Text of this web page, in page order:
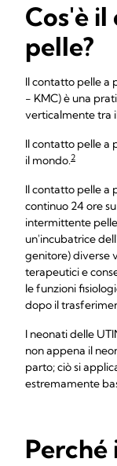
Cos'è
pelle?
Il contatto pelle a
- KMC) è una
verticalmente tra
Il contatto pelle a
il mondo.2
Il contatto pelle a
continuo 24 ore
intermittente
un'incubatrice
genitore) diverse
terapeutici e
le funzioni
dopo il
I neonati delle
non appena il
parto; ciò si
estremamente